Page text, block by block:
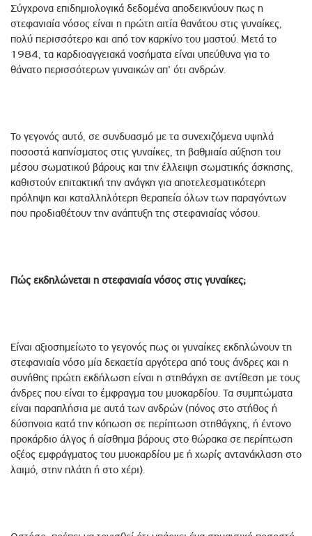
Σύγχρονα επιδημιολογικά δεδομένα αποδεικνύουν πως η
στεφανιαία νόσος είναι η πρώτη αιτία θανάτου στις γυναίκες,
πολύ περισσότερο και από τον καρκίνο του μαστού. Μετά το
1984, τα καρδιοαγγειακά νοσήματα είναι υπεύθυνα για το
θάνατο περισσότερων γυναικών απ’ ότι ανδρών.
Το γεγονός αυτό, σε συνδυασμό με τα συνεχιζόμενα υψηλά
ποσοστά καπνίσματος στις γυναίκες, τη βαθμιαία αύξηση του
μέσου σωματικού βάρους και την έλλειψη σωματικής άσκησης,
καθιστούν επιτακτική την ανάγκη για αποτελεσματικότερη
πρόληψη και καταλληλότερη θεραπεία όλων των παραγόντων
που προδιαθέτουν την ανάπτυξη της στεφανιαίας νόσου.
Πώς εκδηλώνεται η στεφανιαία νόσος στις γυναίκες;
Είναι αξιοσημείωτο το γεγονός πως οι γυναίκες εκδηλώνουν τη
στεφανιαία νόσο μία δεκαετία αργότερα από τους άνδρες και η
συνήθης πρώτη εκδήλωση είναι η στηθάγχη σε αντίθεση με τους
άνδρες που είναι το έμφραγμα του μυοκαρδίου. Τα συμπτώματα
είναι παραπλήσια με αυτά των ανδρών (πόνος στο στήθος ή
δύσπνοια κατά την κόπωση σε περίπτωση στηθάγχης, ή έντονο
προκάρδιο άλγος ή αίσθημα βάρους στο θώρακα σε περίπτωση
οξέος εμφράγματος του μυοκαρδίου με ή χωρίς αντανάκλαση στο
λαιμό, στην πλάτη ή στο χέρι).